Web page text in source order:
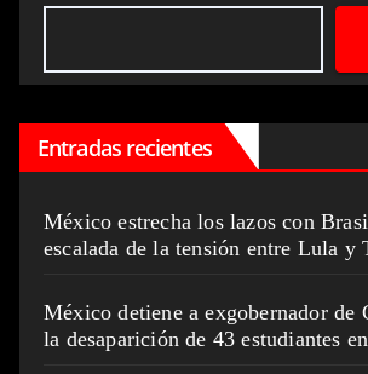
Entradas recientes
México estrecha los lazos con
escalada de la tensión entre Lula y
México detiene a exgobernador de
la desaparición de 43 estudiantes